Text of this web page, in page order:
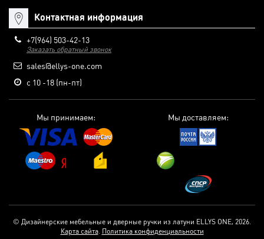
Контактная информация
+7(964) 503-42-13
Заказать обратный звонок
sales@ellys-one.com
с 10 -18 (пн-пт)
Мы принимаем: Мы доставляем:
© Дизайнерские мебельные и дверные ручки из латуни ELLYS ONE, 2026.
Карта сайта. Политика конфиденциальности